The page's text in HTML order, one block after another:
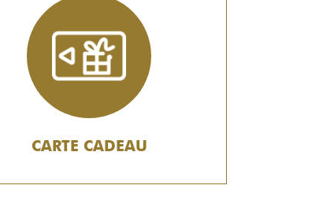
CARTE CADEAU